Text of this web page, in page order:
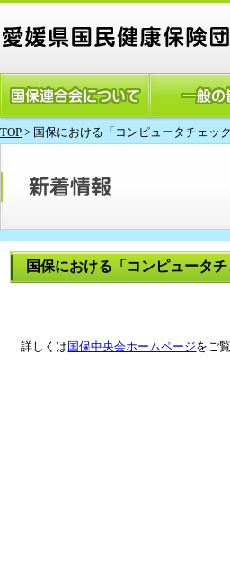
TOP > 国保における「コンピュータチェッ
国保における「コンピュータ
詳しくは 国保中央会ホームページをご